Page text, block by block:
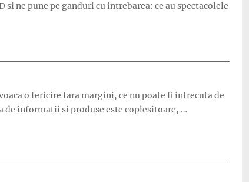
ne pune pe ganduri cu intrebarea: ce au spectacolele
o fericire fara margini, ce nu poate fi intrecuta de
de informatii si produse este coplesitoare, …